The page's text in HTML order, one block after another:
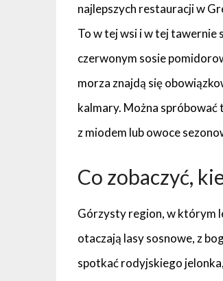
najlepszych restauracji w
To w tej wsi i w tej tawernie
czerwonym sosie
morza znajdą się
kalmary. Można spróbować
z miodem lub owoce
Co zobaczyć,
Górzysty region, w którym
otaczają lasy sosnowe, z
spotkać rodyjskiego